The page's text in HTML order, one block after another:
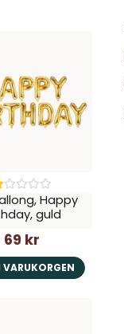
Happy
guld
69 kr
VARUKORGEN